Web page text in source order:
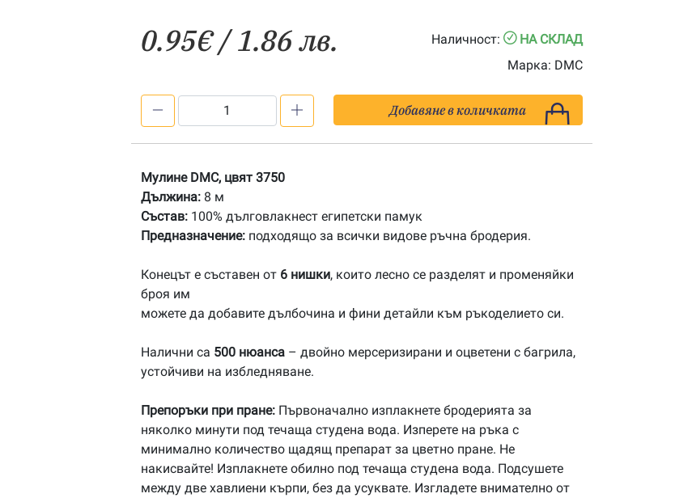
0.95€/ 1.86 лв. Наличност:
НА СКЛАД
Марка: DMC
Мулине
DMC
Добавяне в количката
Мулине DMC, цвят 3750
Дължина: 8 м
Състав: 100% дълговлакнест египетски памук
Предназначение: подходящо за всички видове ръчна бродерия.
Конецът е съставен от 6 нишки, които лесно се разделят и променяйки
броя им
можете да добавите дълбочина и фини детайли към ръкоделието си.
Налични са 500 нюанса – двойно мерсеризирани и оцветени с багрила,
устойчиви на избледняване.
Препоръки при пране: Първоначално изплакнете бродерията за
няколко минути под течаща студена вода. Изперете на ръка с
минимално количество щадящ препарат за цветно пране. Не
накисвайте! Изплакнете обилно под течаща студена вода. Подсушете
между две хавлиени кърпи, без да усуквате. Изгладете внимателно от